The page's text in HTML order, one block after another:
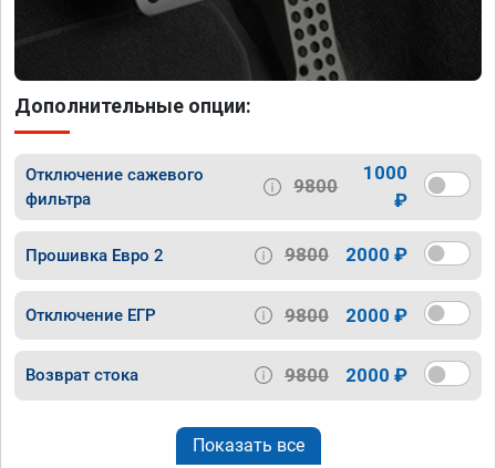
Дополнительные опции:
Отключение сажевого
фильтра
9800
1000
₽
Прошивка Евро 2 9800 2000 ₽
Отключение ЕГР 9800 2000 ₽
Возврат стока 9800 2000 ₽
Показать все